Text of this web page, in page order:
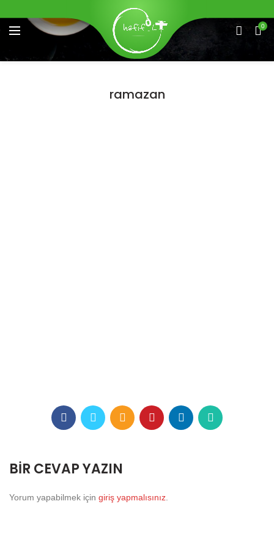
0
ramazan
BIR CEVAP YAZIN
Yorum yapabilmek için giriş yapmalısınız.